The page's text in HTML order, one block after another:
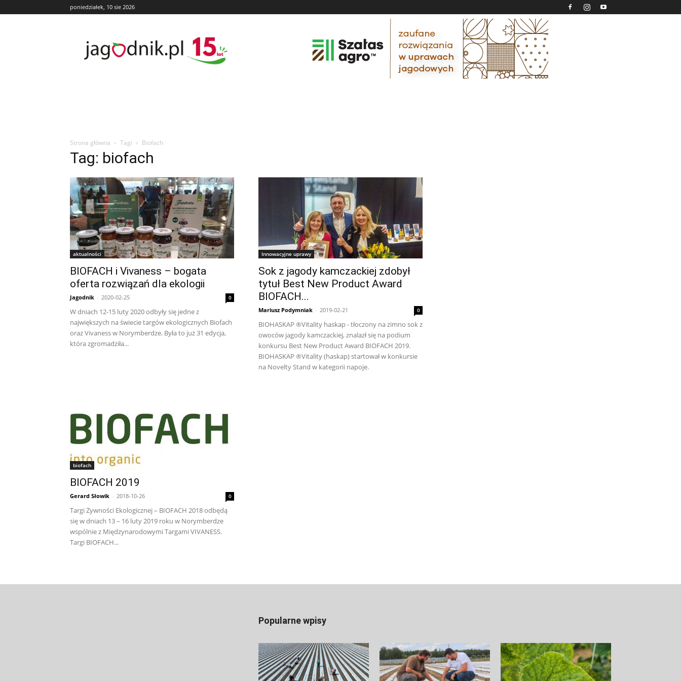
poniedziałek, 10 sie 2026
Strona główna Tagi Biofach
Tag: biofach
aktualności
BIOFACH i Vivaness – bogata
oferta rozwiązań dla ekologii
Jagodnik - 2020-02-25 0
W dniach 12-15 luty 2020 odbyły się jedne z
największych na świecie targów ekologicznych Biofach
oraz Vivaness w Norymberdze. Była to już 31 edycja,
która zgromadziła...
Innowacyjne uprawy
Sok z jagody kamczackiej zdobył
tytuł Best New Product Award
BIOFACH...
Mariusz Podymniak - 2019-02-21 0
BIOHASKAP ®Vitality haskap - tłoczony na zimno sok z
owoców jagody kamczackiej, znalazł się na podium
konkursu Best New Product Award BIOFACH 2019.
BIOHASKAP ®Vitality (haskap) startował w konkursie
na Novelty Stand w kategorii napoje.
biofach
BIOFACH 2019
Gerard Słowik - 2018-10-26 0
Targi Żywności Ekologicznej – BIOFACH 2018 odbędą
się w dniach 13 – 16 luty 2019 roku w Norymberdze
wspólnie z Międzynarodowymi Targami VIVANESS.
Targi BIOFACH...
Popularne wpisy